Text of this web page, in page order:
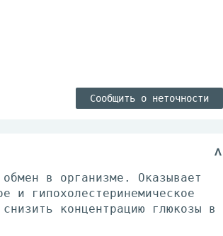
Сообщить о неточности
в организме. Оказывает
и гипохолестеринемическое
концентрацию глюкозы в